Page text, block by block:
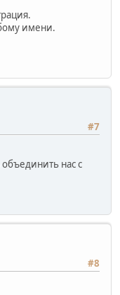
имени.
#7
нас с
#8